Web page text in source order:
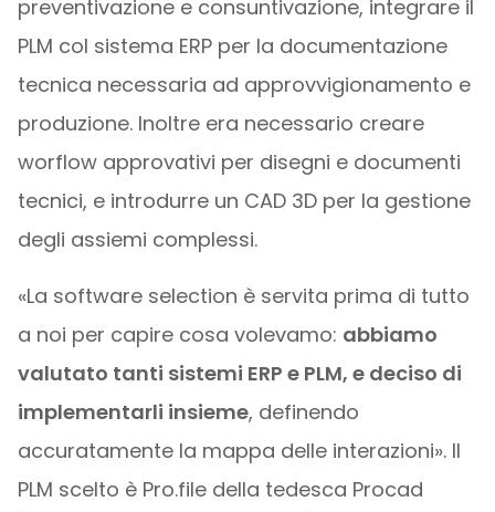
preventivazione e consuntivazione, integrare il
PLM col sistema ERP per la documentazione
tecnica necessaria ad approvvigionamento e
produzione. Inoltre era necessario creare
worflow approvativi per disegni e documenti
tecnici, e introdurre un CAD 3D per la gestione
degli assiemi complessi.
«La software selection è servita prima di tutto
a noi per capire cosa volevamo: abbiamo
valutato tanti sistemi ERP e PLM, e deciso di
implementarli insieme, definendo
accuratamente la mappa delle interazioni». Il
PLM scelto è Pro.file della tedesca Procad